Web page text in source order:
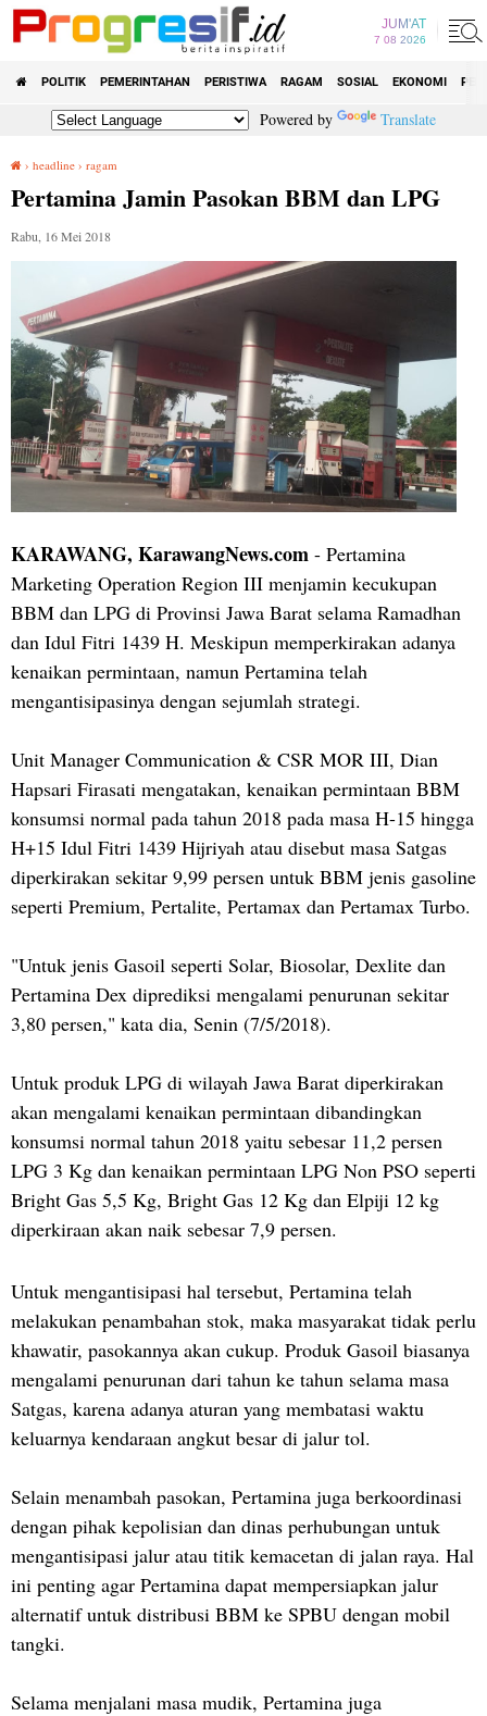
JUM'AT
7 08 2026
POLITIK PEMERINTAHAN PERISTIWA RAGAM SOSIAL EKONOMI
Powered by Translate
› headline › ragam
Pertamina Jamin Pasokan BBM dan LPG
Rabu, 16 Mei 2018
KARAWANG, KarawangNews.com - Pertamina
Marketing Operation Region III menjamin kecukupan
BBM dan LPG di Provinsi Jawa Barat selama Ramadhan
dan Idul Fitri 1439 H. Meskipun memperkirakan adanya
kenaikan permintaan, namun Pertamina telah
mengantisipasinya dengan sejumlah strategi.
Unit Manager Communication & CSR MOR III, Dian
Hapsari Firasati mengatakan, kenaikan permintaan BBM
konsumsi normal pada tahun 2018 pada masa H-15 hingga
H+15 Idul Fitri 1439 Hijriyah atau disebut masa Satgas
diperkirakan sekitar 9,99 persen untuk BBM jenis gasoline
seperti Premium, Pertalite, Pertamax dan Pertamax Turbo.
"Untuk jenis Gasoil seperti Solar, Biosolar, Dexlite dan
Pertamina Dex diprediksi mengalami penurunan sekitar
3,80 persen," kata dia, Senin (7/5/2018).
Untuk produk LPG di wilayah Jawa Barat diperkirakan
akan mengalami kenaikan permintaan dibandingkan
konsumsi normal tahun 2018 yaitu sebesar 11,2 persen
LPG 3 Kg dan kenaikan permintaan LPG Non PSO seperti
Bright Gas 5,5 Kg, Bright Gas 12 Kg dan Elpiji 12 kg
diperkiraan akan naik sebesar 7,9 persen.
Untuk mengantisipasi hal tersebut, Pertamina telah
melakukan penambahan stok, maka masyarakat tidak perlu
khawatir, pasokannya akan cukup. Produk Gasoil biasanya
mengalami penurunan dari tahun ke tahun selama masa
Satgas, karena adanya aturan yang membatasi waktu
keluarnya kendaraan angkut besar di jalur tol.
Selain menambah pasokan, Pertamina juga berkoordinasi
dengan pihak kepolisian dan dinas perhubungan untuk
mengantisipasi jalur atau titik kemacetan di jalan raya. Hal
ini penting agar Pertamina dapat mempersiapkan jalur
alternatif untuk distribusi BBM ke SPBU dengan mobil
tangki.
Selama menjalani masa mudik, Pertamina juga